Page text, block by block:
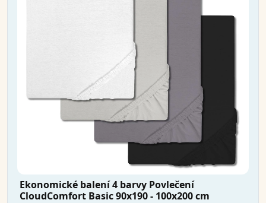
Ekonomické balení 4 barvy Povlečení
CloudComfort Basic 90x190 - 100x200 cm